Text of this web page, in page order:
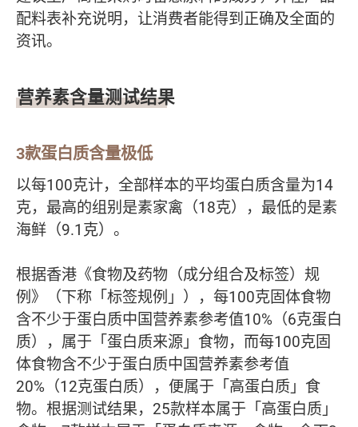
配料表补充说明，让消费者能得到正确及全面的
资讯。
营养素含量测试结果
3款蛋白质含量极低
以每100克计，全部样本的平均蛋白质含量为14
克，最高的组别是素家禽（18克），最低的是素
海鲜（9.1克）。
根据香港《食物及药物（成分组合及标签）规
例》（下称「标签规例」），每100克固体食物
含不少于蛋白质中国营养素参考值10%（6克蛋白
质），属于「蛋白质来源」食物，而每100克固
体食物含不少于蛋白质中国营养素参考值
20%（12克蛋白质），便属于「高蛋白质」食
物。根据测试结果，25款样本属于「高蛋白质」